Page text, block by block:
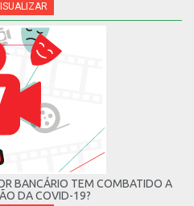
BANCÁRIO TEM COMBATIDO A
DA COVID-19?